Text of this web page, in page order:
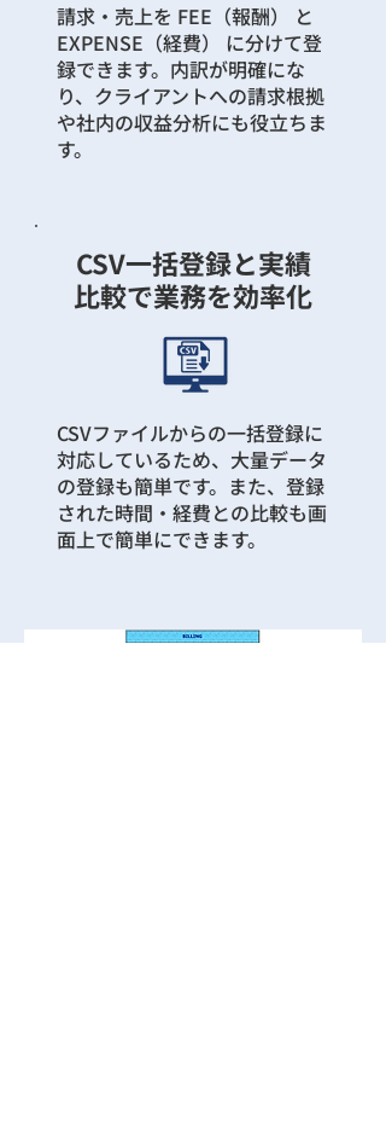
請求・売上を FEE（報酬） と
EXPENSE（経費） に分けて登
録できます。内訳が明確にな
り、クライアントへの請求根拠
や社内の収益分析にも役立ちま
す。
CSV一括登録と実績
比較で業務を効率化
CSVファイルからの一括登録に
対応しているため、大量データ
の登録も簡単です。また、登録
された時間・経費との比較も画
面上で簡単にできます。